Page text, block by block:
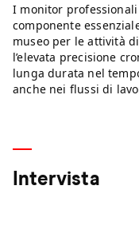
I monitor
componente
museo per le attività
l’elevata precisione
lunga durata nel
anche nei flussi di
Intervista